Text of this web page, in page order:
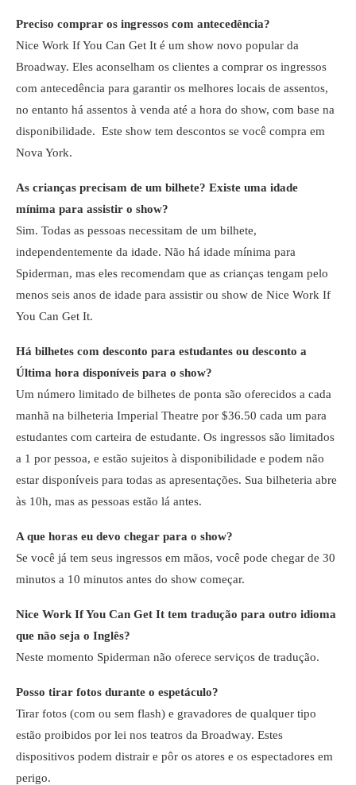
Preciso comprar os ingressos com antecedência?
Nice Work If You Can Get It é um show novo popular da
Broadway. Eles aconselham os clientes a comprar os ingressos
com antecedência para garantir os melhores locais de assentos,
no entanto há assentos à venda até a hora do show, com base na
disponibilidade. Este show tem descontos se você compra em
Nova York.
As crianças precisam de um bilhete? Existe uma idade
mínima para assistir o show?
Sim. Todas as pessoas necessitam de um bilhete,
independentemente da idade. Não há idade mínima para
Spiderman, mas eles recomendam que as crianças tengam pelo
menos seis anos de idade para assistir ou show de Nice Work If
You Can Get It.
Há bilhetes com desconto para estudantes ou desconto a
Última hora disponíveis para o show?
Um número limitado de bilhetes de ponta são oferecidos a cada
manhã na bilheteria Imperial Theatre por $36.50 cada um para
estudantes com carteira de estudante. Os ingressos são limitados
a 1 por pessoa, e estão sujeitos à disponibilidade e podem não
estar disponíveis para todas as apresentações. Sua bilheteria abre
às 10h, mas as pessoas estão lá antes.
A que horas eu devo chegar para o show?
Se você já tem seus ingressos em mãos, você pode chegar de 30
minutos a 10 minutos antes do show começar.
Nice Work If You Can Get It tem tradução para outro idioma
que não seja o Inglês?
Neste momento Spiderman não oferece serviços de tradução.
Posso tirar fotos durante o espetáculo?
Tirar fotos (com ou sem flash) e gravadores de qualquer tipo
estão proibidos por lei nos teatros da Broadway. Estes
dispositivos podem distrair e pôr os atores e os espectadores em
perigo.